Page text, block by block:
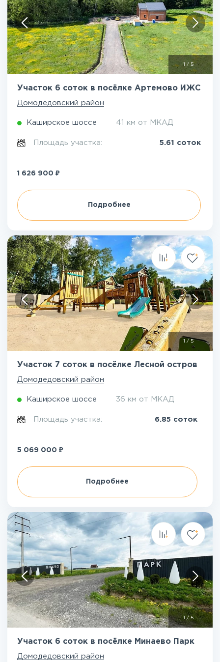
1 / 5
Участок 6 соток в посёлке Артемово ИЖС
Домодедовский район
Каширское шоссе 41 км от МКАД
Площадь участка: 5.61 соток
1 626 900 ₽
Подробнее
/ 5
Участок 7 соток в посёлке Лесной остров
Домодедовский район
Каширское шоссе 36 км от МКАД
Площадь участка: 6.85 соток
5 069 000 ₽
Подробнее
1 /5
Участок 6 соток в посёлке Минаево Парк
Домодедовский район